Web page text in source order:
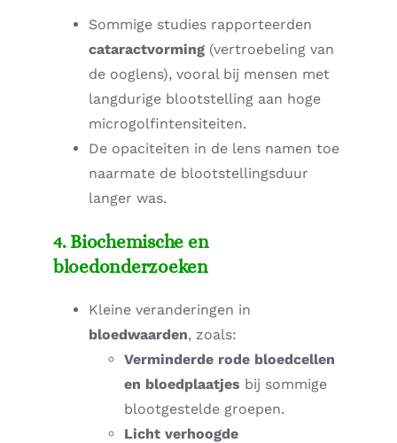
Sommige studies rapporteerden
cataractvorming (vertroebeling van
de ooglens), vooral bij mensen met
langdurige blootstelling aan hoge
microgolfintensiteiten.
De opaciteiten in de lens namen toe
naarmate de blootstellingsduur
langer was.
4. Biochemische en
bloedonderzoeken
Kleine veranderingen in
bloedwaarden, zoals:
Verminderde rode bloedcellen
en bloedplaatjes bij sommige
blootgestelde groepen.
Licht verhoogde